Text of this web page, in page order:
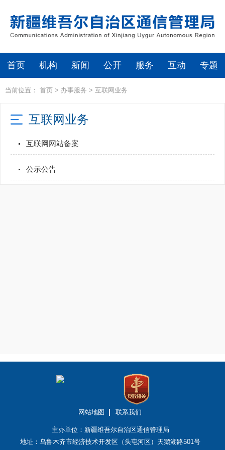
首页 机构 新闻 公开 服务 互动 专题
当前位置： 首页 > 办事服务 > 互联网业务
互联网业务
互联网网站备案
公示公告
网站地图 联系我们
主办单位：新疆维吾尔自治区通信管理局
地址：乌鲁木齐市经济技术开发区（头屯河区）天鹅湖路501号